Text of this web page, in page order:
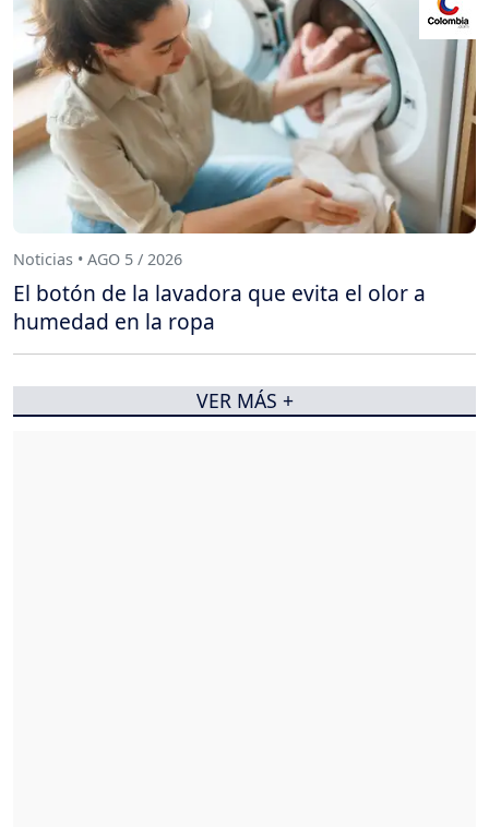
Noticias • AGO 5 / 2026
El botón de la lavadora que evita el olor a
humedad en la ropa
VER MÁS +